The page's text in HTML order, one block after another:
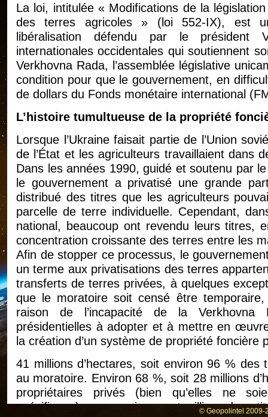
La loi, intitulée « Modifications de la
des terres agricoles » (loi 552-IX), est
libéralisation défendu par le président
internationales occidentales qui soutiennent
Verkhovna Rada, l’assemblée législative
condition pour que le gouvernement, en
de dollars du Fonds monétaire international
L’histoire tumultueuse de la propriété
Lorsque l’Ukraine faisait partie de l’Union
de l’État et les agriculteurs travaillaient dans
Dans les années 1990, guidé et soutenu par
le gouvernement a privatisé une grande
distribué des titres que les agriculteurs
parcelle de terre individuelle. Cependant,
national, beaucoup ont revendu leurs titres,
concentration croissante des terres entre les
Afin de stopper ce processus, le
un terme aux privatisations des terres
transferts de terres privées, à quelques
que le moratoire soit censé être
raison de l’incapacité de la Verkhovna
présidentielles à adopter et à mettre en
la création d’un système de propriété foncière
41 millions d’hectares, soit environ 96 %
au moratoire. Environ 68 %, soit 28 millions
propriétaires privés (bien qu’elles ne
spécifiques), avec environ sept millions de
© Geopolintel 2009-